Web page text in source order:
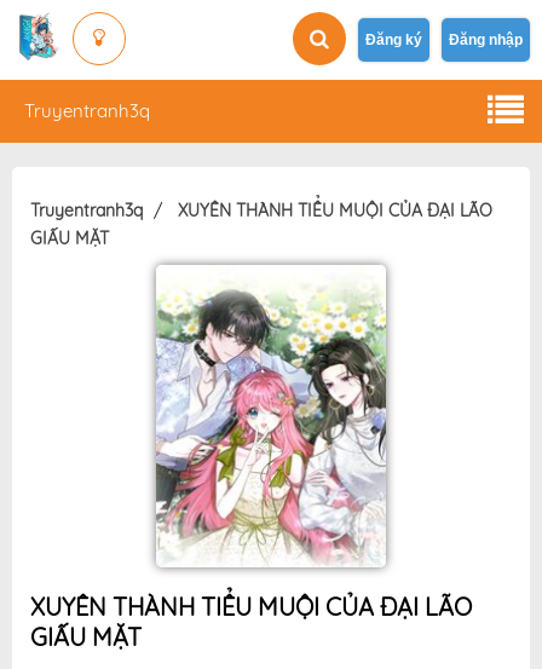
Đăng ký Đăng nhập
Truyentranh3q
Truyentranh3q
XUYÊN THÀNH TIỂU MUỘI CỦA ĐẠI LÃO
GIẤU MẶT
XUYÊN THÀNH TIỂU MUỘI CỦA ĐẠI LÃO
GIẤU MẶT